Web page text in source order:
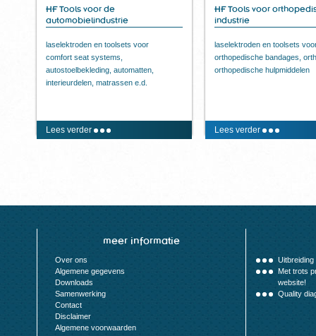
Lees verder
HF Tools voor de
automobielindustrie
laselektroden en toolsets voor
comfort seat systems,
autostoelbekleding, automatten,
interieurdelen, matrassen e.d.
Lees verder
HF Tools voor
industrie
laselektroden en toolsets
orthopedische bandages,
orthopedische hulpmiddelen
meer informatie
Over ons
Algemene gegevens
Downloads
Samenwerking
Contact
Disclaimer
Algemene voorwaarden
Uitbreiding
Met trots
website!
Quality